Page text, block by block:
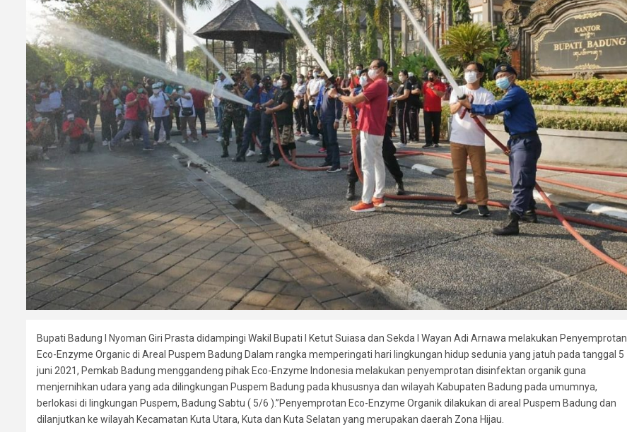
Bupati Badung I Nyoman Giri Prasta didampingi Wakil Bupati I Ketut Suiasa dan Sekda I Wayan Adi Arnawa melakukan Penyemprotan
Eco-Enzyme Organic di Areal Puspem Badung Dalam rangka memperingati hari lingkungan hidup sedunia yang jatuh pada tanggal 5
juni 2021, Pemkab Badung menggandeng pihak Eco-Enzyme Indonesia melakukan penyemprotan disinfektan organik guna
menjernihkan udara yang ada dilingkungan Puspem Badung pada khususnya dan wilayah Kabupaten Badung pada umumnya,
berlokasi di lingkungan Puspem, Badung Sabtu ( 5/6 ).”Penyemprotan Eco-Enzyme Organik dilakukan di areal Puspem Badung dan
dilanjutkan ke wilayah Kecamatan Kuta Utara, Kuta dan Kuta Selatan yang merupakan daerah Zona Hijau.